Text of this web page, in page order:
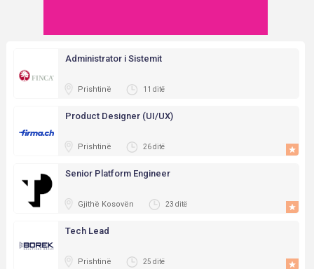
Administrator i Sistemit
Prishtinë 11 ditë
Product Designer (UI/UX)
Prishtinë 26 ditë
Senior Platform Engineer
Gjithë Kosovën 23 ditë
Tech Lead
Prishtinë 25 ditë